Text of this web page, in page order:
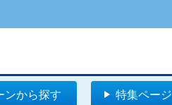
ンから探す 特集ページ